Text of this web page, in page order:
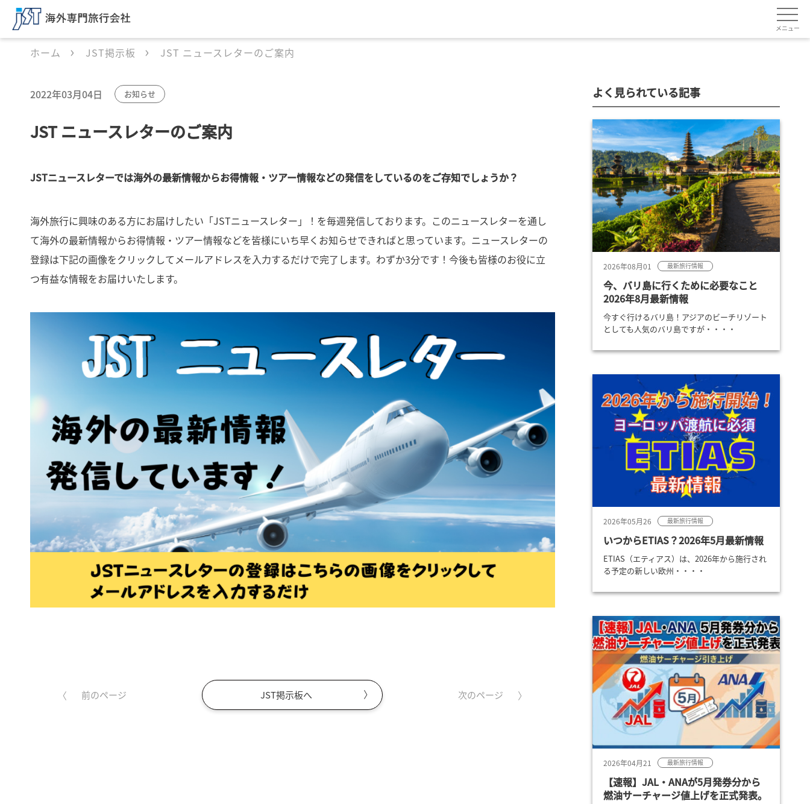
メニュー
ホーム JST掲示板 JST ニュースレターのご案内
2022年03月04日 お知らせ
JST ニュースレターのご案内
JSTニュースレターでは海外の最新情報からお得情報・ツアー情報などの発信をしているのをご存知でしょうか？
海外旅行に興味のある方にお届けしたい「JSTニュースレター」！を毎週発信しております。このニュースレターを通し
て海外の最新情報からお得情報・ツアー情報などを皆様にいち早くお知らせできればと思っています。ニュースレターの
登録は下記の画像をクリックしてメールアドレスを入力するだけで完了します。わずか3分です！今後も皆様のお役に立
つ有益な情報をお届けいたします。
前のページ JST掲示板へ 次のページ
よく見られている記事
2026年08月01 最新旅行情報
今、バリ島に行くために必要なこと
2026年8月最新情報
今すぐ行けるバリ島！アジアのビーチリゾート
としても人気のバリ島ですが・・・・
2026年05月26 最新旅行情報
いつからETIAS？2026年5月最新情報
ETIAS（エティアス）は、2026年から施行され
る予定の新しい欧州・・・・
2026年04月21 最新旅行情報
【速報】JAL・ANAが5月発券分から
燃油サーチャージ値上げを正式発表。